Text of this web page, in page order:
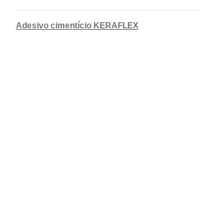
Adesivo cimentício KERAFLEX